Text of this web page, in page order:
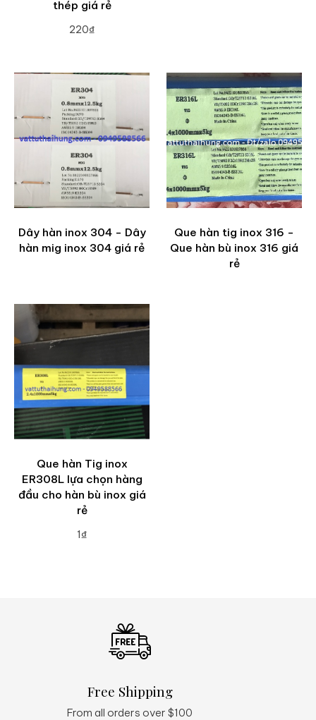
thép giá rẻ
220₫
Dây hàn inox 304 - Dây
hàn mig inox 304 giá rẻ
Que hàn tig inox 316 -
Que hàn bù inox 316 giá
rẻ
Que hàn Tig inox
ER308L lựa chọn hàng
đầu cho hàn bù inox giá
rẻ
1₫
Free Shipping
From all orders over $100